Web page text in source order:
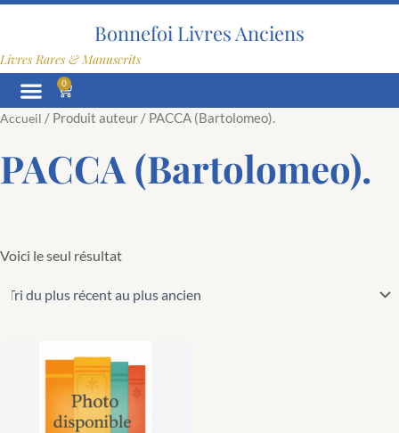
Aller
Bonnefoi Livres Anciens
Livres Rares & Manuscrits
0
Panier
Accueil / Produit auteur / PACCA (Bartolomeo).
PACCA (Bartolomeo).
Voici le seul résultat